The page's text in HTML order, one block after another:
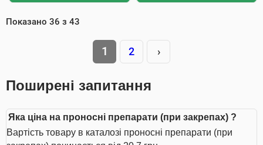
Показано 36 з 43
1 2 ›
Поширені запитання
Яка ціна на проносні препарати (при закрепах) ?
Вартість товару в каталозі проносні препарати (при